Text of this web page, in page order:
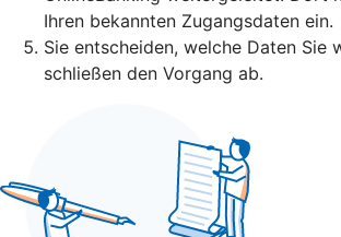
Ihren bekannten Zugangsdaten ein.
Sie entscheiden, welche Daten Sie
schließen den Vorgang ab.